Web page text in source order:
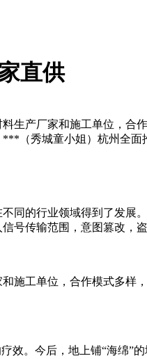
直供
生产厂家和施工单位，合
（秀城童小姐）杭州全面
同的行业领域得到了发展
号传输范围，意图篡改，
施工单位，合作模式多样
效。今后，地上铺“海绵”